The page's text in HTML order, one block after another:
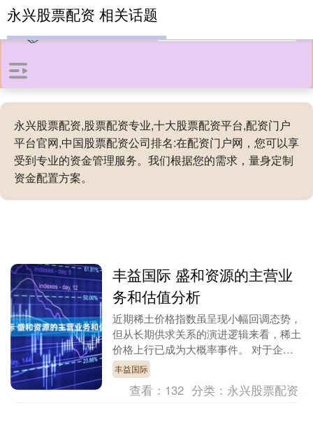
永兴股票配资,股票配资专业,十大股票配资平台,配资门户
平台官网,中国股票配资公司排名:在配资门户网，您可以享
受到专业的资金管理服务。我们根据您的需求，量身定制
资金配置方案。
永兴股票配资 相关话题
丰益国际 盛和资源的主营业
务和估值分析
近期稀土价格指数虽呈现小幅回调态势，
但从长期供求关系的演进逻辑来看，稀土
价格上行已成为大概率事件。 对于企业
投资价值的研判，核心锚定两大驱动因
子：一是产品价格的....
丰益国际
查看： 132 分类： 永兴股票配资